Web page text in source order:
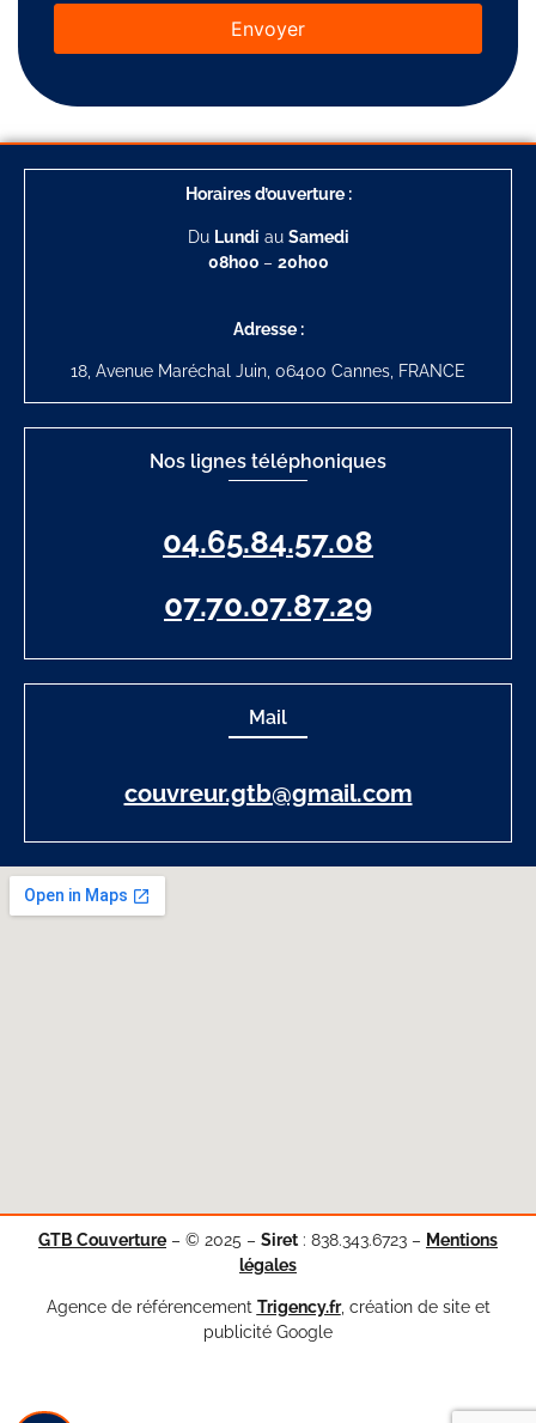
Horaires d’ouverture :
Du Lundi au Samedi
08h00 – 20h00
Adresse :
18, Avenue Maréchal Juin, 06400 Cannes, FRANCE
Nos lignes téléphoniques
04.65.84.57.08
07.70.07.87.29
Mail
couvreur.gtb@gmail.com
GTB Couverture – © 2025 – Siret : 838.343.6723 – Mentions
légales
Agence de référencement Trigency.fr, création de site et
publicité Google